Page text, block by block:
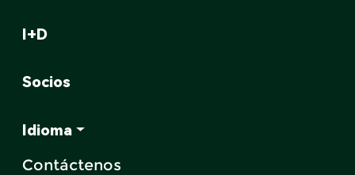
I+D
Socios
Idioma
Contáctenos